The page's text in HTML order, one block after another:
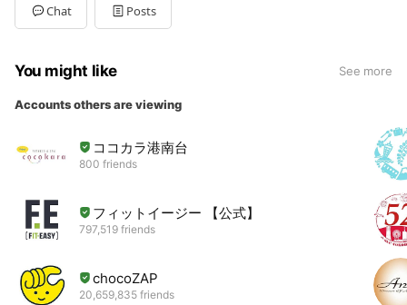
Chat Posts
You might like See more
Accounts others are viewing
ココカラ港南台
800 friends
フィットイージー 【公式】
797,519 friends
chocoZAP
20,659,835 friends